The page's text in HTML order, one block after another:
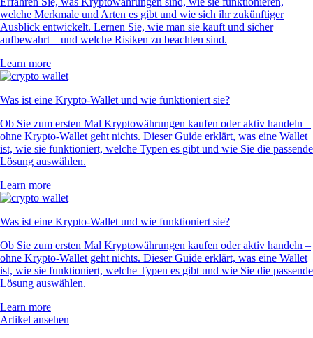
welche Merkmale und Arten es gibt und wie sich ihr zukünftiger
Ausblick entwickelt. Lernen Sie, wie man sie kauft und sicher
aufbewahrt – und welche Risiken zu beachten sind.
Learn more
Was ist eine Krypto-Wallet und wie funktioniert sie?
Ob Sie zum ersten Mal Kryptowährungen kaufen oder aktiv handeln –
ohne Krypto-Wallet geht nichts. Dieser Guide erklärt, was eine Wallet
ist, wie sie funktioniert, welche Typen es gibt und wie Sie die passende
Lösung auswählen.
Learn more
Was ist eine Krypto-Wallet und wie funktioniert sie?
Ob Sie zum ersten Mal Kryptowährungen kaufen oder aktiv handeln –
ohne Krypto-Wallet geht nichts. Dieser Guide erklärt, was eine Wallet
ist, wie sie funktioniert, welche Typen es gibt und wie Sie die passende
Lösung auswählen.
Learn more
Artikel ansehen